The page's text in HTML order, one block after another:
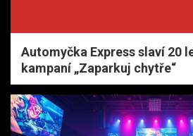
Automyčka Express slaví 20
kampaní „Zaparkuj chytře“